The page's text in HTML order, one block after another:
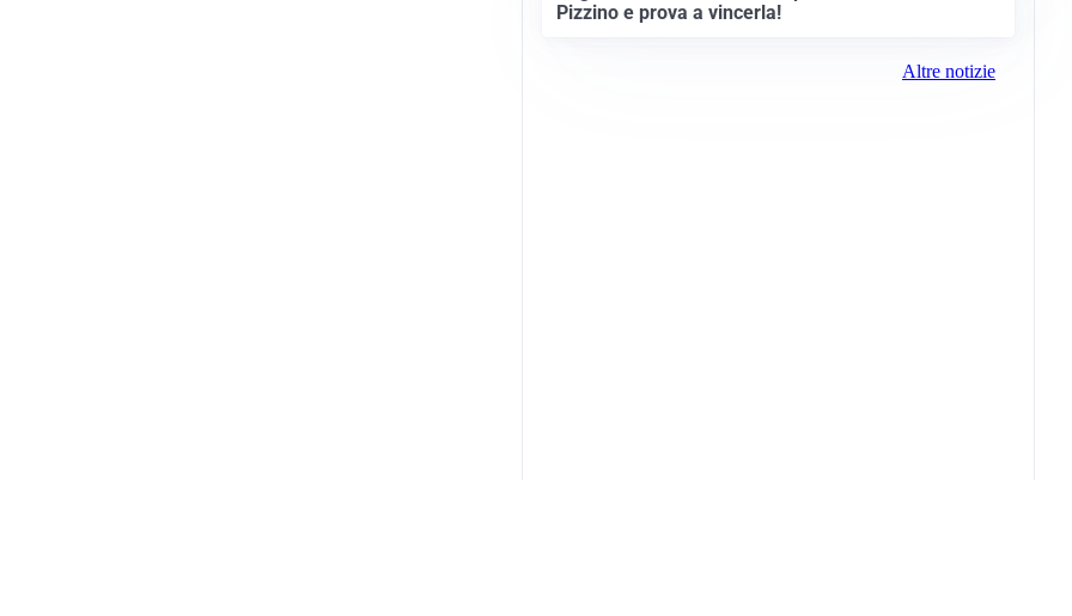
Pizzino e prova a vincerla!
Altre notizie